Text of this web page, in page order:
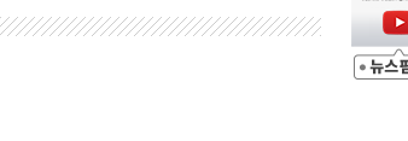
행 막을 권한 없어"
토… 거짓 깃발 작전"
터·모빌리티 구체화